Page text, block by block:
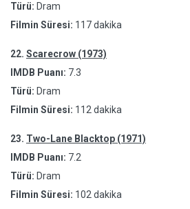
Türü: Dram
Filmin Süresi: 117 dakika
22. Scarecrow (1973)
IMDB Puanı: 7.3
Türü: Dram
Filmin Süresi: 112 dakika
23. Two-Lane Blacktop (1971)
IMDB Puanı: 7.2
Türü: Dram
Filmin Süresi: 102 dakika